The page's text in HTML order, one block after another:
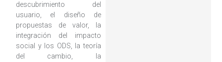
descubrimiento del
usuario, el diseño de
propuestas de valor, la
integración del impacto
social y los ODS, la teoría
del cambio, la